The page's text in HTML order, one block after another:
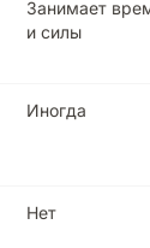
Занимает
и силы
Иногда
Нет